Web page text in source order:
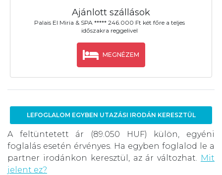
Ajánlott szállások
Palais El Miria & SPA ***** 246.000 Ft két főre a teljes
időszakra reggelivel
MEGNÉZEM
LEFOGLALOM EGYBEN UTAZÁSI IRODÁN KERESZTÜL
A feltüntetett ár (89.050 HUF) külön, egyéni
foglalás esetén érvényes. Ha egyben foglalod le a
partner irodánkon keresztül, az ár változhat.
Mit
jelent ez?